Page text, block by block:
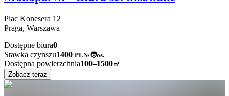
Plac Konesera 12
Praga, Warszawa
Dostępne biura0
Stawka czynszu1400 PLN/🧑os.
Dostępna powierzchnia100–1500㎡
Zobacz teraz